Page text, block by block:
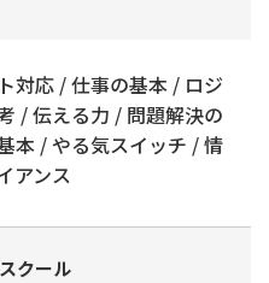
対応 / 仕事の基本 / ロジ
/ 伝える力 / 問題解決の
本 / やる気スイッチ / 情
アンス
クール